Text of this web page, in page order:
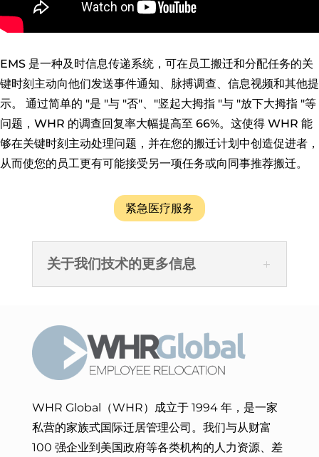
EMS 是一种及时信息传递系统，可在员工搬迁和分配任务的关
键时刻主动向他们发送事件通知、脉搏调查、信息视频和其他提
示。 通过简单的 "是 "与 "否"、"竖起大拇指 "与 "放下大拇指 "等
问题，WHR 的调查回复率大幅提高至 66%。这使得 WHR 能
够在关键时刻主动处理问题，并在您的搬迁计划中创造促进者，
从而使您的员工更有可能接受另一项任务或向同事推荐搬迁。
紧急医疗服务
关于我们技术的更多信息
WHR Global（WHR）成立于 1994 年，是一家
私营的家族式国际迁居管理公司。我们与从财富
100 强企业到美国政府等各类机构的人力资源、差